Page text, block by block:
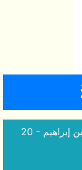
20 - الاحمدية- ينابيع المودة تأليف شيخ سليمان بن إبراهيم